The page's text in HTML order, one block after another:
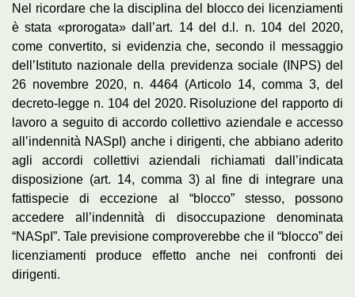
Nel ricordare che la disciplina del blocco dei licenziamenti
è stata «prorogata» dall’art. 14 del d.l. n. 104 del 2020,
come convertito, si evidenzia che, secondo il messaggio
dell’Istituto nazionale della previdenza sociale (INPS) del
26 novembre 2020, n. 4464 (Articolo 14, comma 3, del
decreto-legge n. 104 del 2020. Risoluzione del rapporto di
lavoro a seguito di accordo collettivo aziendale e accesso
all’indennità NASpI) anche i dirigenti, che abbiano aderito
agli accordi collettivi aziendali richiamati dall’indicata
disposizione (art. 14, comma 3) al fine di integrare una
fattispecie di eccezione al “blocco” stesso, possono
accedere all’indennità di disoccupazione denominata
“NASpI”. Tale previsione comproverebbe che il “blocco” dei
licenziamenti produce effetto anche nei confronti dei
dirigenti.